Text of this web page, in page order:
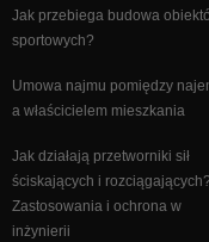
Jak przebiega budowa
sportowych?
Umowa najmu pomiędzy
a właścicielem mieszkania
Jak działają przetworniki sił
ściskających i
Zastosowania i ochrona w
inżynierii